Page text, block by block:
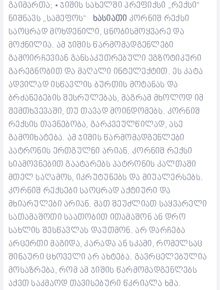
გაიმართა; • ჯიშის სახელში პრეფიქსი „რექსი“
ნიშნავს „სამეფოს“
ხასიათი კორნიშ რექსი
საოცრად მოხდენილი, ცნობისმოყვარე და
მოქნილია. ამ ჯიშის წარმომადგენლები
გამოირჩევიან განსაკუთრებული ეგზოტიკური
გარეგნობით და მაღალი ინტელექტით. ეს კატა
ადვილად ისწავლის ბურთის მოტანას და
ბრძანებების შესრულებას, მაგრამ მხოლოდ იმ
შემთხვევაში, თუ თავად მოინდომებს. კორნიშ
რექსის თავნებობა, გარკვეულწილად, ასე
გამოიხატება. ამ ჯიშის წარმომადგენლები
პატრონის ერთგულნი არიან. კორნიშ რექსი
სიამოვნებით გაატარებს პატრონის კალთაში
მთელ საღამოს, იკრუტუნებს და მიუალერსებს.
კორნიშ რექსები საოცრად აქტიური და
მხიარულები არიან. მათ შეუძლიათ საყვარელი
სათამაშოთი საათობით ითამაშონ ან დრო
სახლის შესწავლას დაუთმონ. არ დარჩება
არცერთი მაგიდა, კარადა ან სკამი, რომელსაც
შინაური ცხოველი არ ახტება. გავრცელებულია
მოსაზრება, რომ ამ ჯიშის წარმომადგენლებს
აქვთ საკმაოდ თავისებური წკრიალა ხმა.